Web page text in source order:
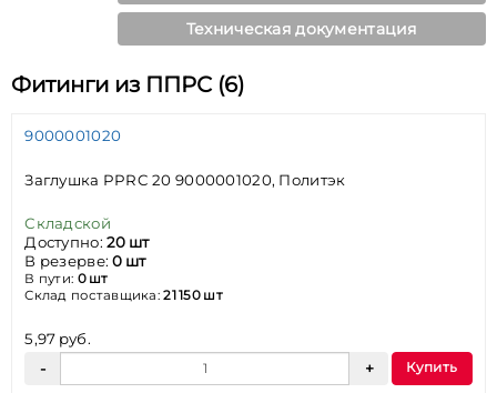
Техническая документация
Фитинги из ППРС (6)
9000001020
Заглушка PPRC 20 9000001020, Политэк
Складской
Доступно:20 шт
В резерве:0 шт
В пути: 0 шт
Склад поставщика:21 150 шт
5,97 руб.
Купить